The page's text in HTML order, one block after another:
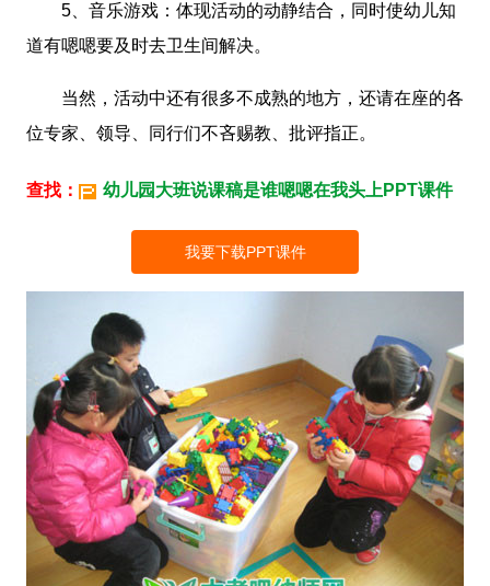
5、音乐游戏：体现活动的动静结合，同时使幼儿知
道有嗯嗯要及时去卫生间解决。
当然，活动中还有很多不成熟的地方，还请在座的各
位专家、领导、同行们不吝赐教、批评指正。
查找： 幼儿园大班说课稿是谁嗯嗯在我头上PPT课件
我要下载PPT课件